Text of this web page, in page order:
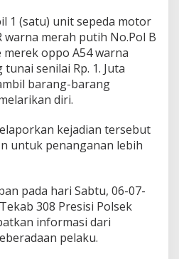
1 (satu) unit sepeda motor
warna merah putih No.Pol B
merek oppo A54 warna
senilai Rp. 1. Juta
barang-barang
diri.
kejadian tersebut
untuk penanganan lebih
pada hari Sabtu, 06-07-
308 Presisi Polsek
informasi dari
pelaku.